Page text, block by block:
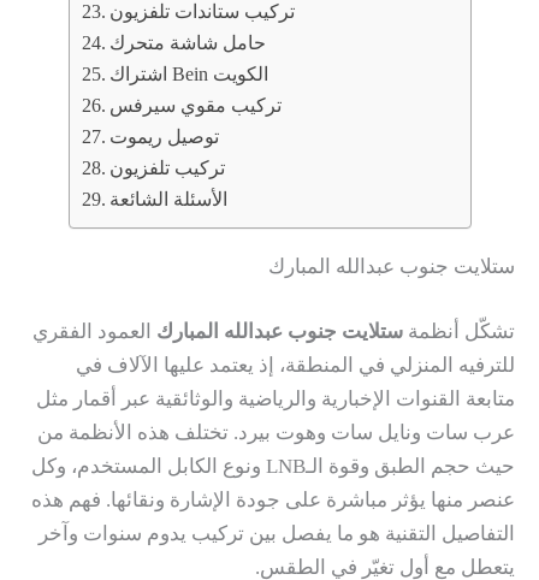
تركيب ستاندات تلفزيون
حامل شاشة متحرك
اشتراك Bein الكويت
تركيب مقوي سيرفس
توصيل ريموت
تركيب تلفزيون
الأسئلة الشائعة
ستلايت جنوب عبدالله المبارك
تشكّل أنظمة ستلايت جنوب عبدالله المبارك العمود الفقري
للترفيه المنزلي في المنطقة، إذ يعتمد عليها الآلاف في
متابعة القنوات الإخبارية والرياضية والوثائقية عبر أقمار مثل
عرب سات ونايل سات وهوت بيرد. تختلف هذه الأنظمة من
حيث حجم الطبق وقوة الـLNB ونوع الكابل المستخدم، وكل
عنصر منها يؤثر مباشرة على جودة الإشارة ونقائها. فهم هذه
التفاصيل التقنية هو ما يفصل بين تركيب يدوم سنوات وآخر
يتعطل مع أول تغيّر في الطقس.